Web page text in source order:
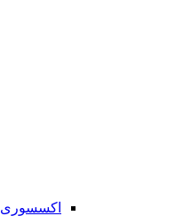
اکسسوری